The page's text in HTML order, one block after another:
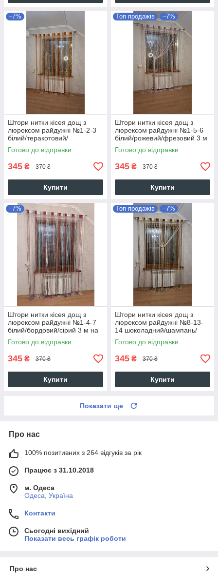
–7%
Штори нитки кісея дощ з
люрексом райдужні №1-2-3
білий/теракотовий/
помаранчевий 3 м на 2.8 м
Готово до відправки
345 ₴ 370 ₴
Купити
Топ продажів –7%
Штори нитки кісея дощ з
люрексом райдужні №1-5-6
білий/рожевий/фрезовий 3 м
на 2.8 м більше 50-ти
кольорів
Готово до відправки
345 ₴ 370 ₴
Купити
–7%
Штори нитки кісея дощ з
люрексом райдужні №1-4-7
білий/бордовий/сірий 3 м на
2.8 м більше 50-ти кольорів
Готово до відправки
345 ₴ 370 ₴
Купити
Топ продажів –7%
Штори нитки кісея дощ з
люрексом райдужні №8-13-
14 шоколадний/шампань/
золотий 3 м на 2.8 м більше
50-ти кольорів
Готово до відправки
345 ₴ 370 ₴
Купити
Показати ще
Про нас
100% позитивних з 264 відгуків за рік
Працює з 31.10.2018
м. Одеса
Одеса, Україна
Контакти
Сьогодні вихідний
Показати весь графік роботи
Про нас